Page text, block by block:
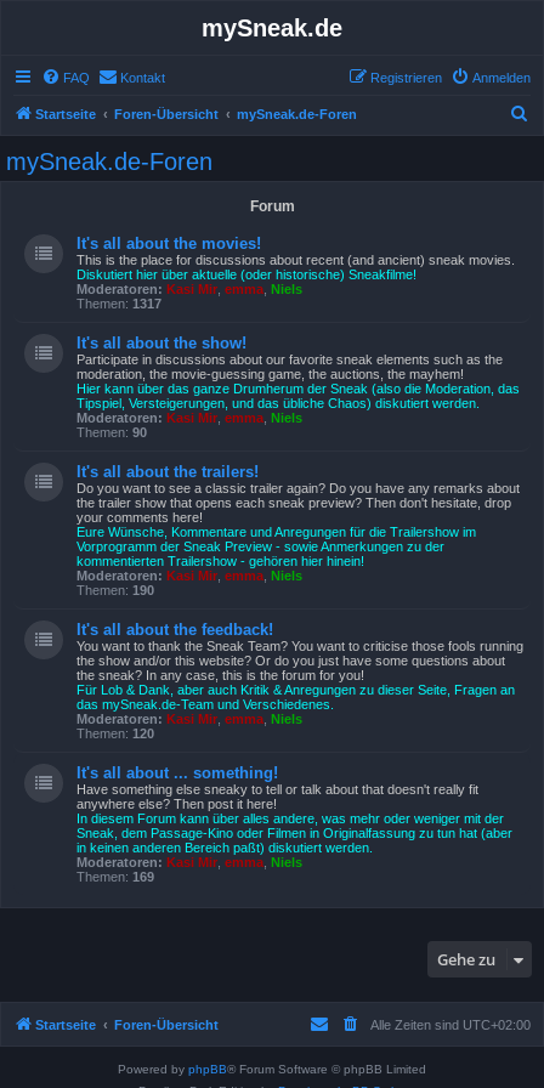
mySneak.de
FAQ Kontakt Anmelden
Registrieren
Startseite Foren-Übersicht mySneak.de-Foren
mySneak.de-Foren
Forum
It's all about the movies!
This is the place for discussions about recent (and ancient) sneak movies.
Diskutiert hier über aktuelle (oder historische) Sneakfilme!
Moderatoren: Kasi Mir emma Niels
Themen: 1317
It's all about the show!
Participate in discussions about our favorite sneak elements such as the
moderation, the movie-guessing game, the auctions, the mayhem!
Hier kann über das ganze Drumherum der Sneak (also die Moderation, das
Tipspiel, Versteigerungen, und das übliche Chaos) diskutiert werden.
Moderatoren: Kasi Mir emma Niels
Themen: 90
It's all about the trailers!
Do you want to see a classic trailer again? Do you have any remarks about
the trailer show that opens each sneak preview? Then don't hesitate, drop
your comments here!
Eure Wünsche, Kommentare und Anregungen für die Trailershow im
Vorprogramm der Sneak Preview - sowie Anmerkungen zu der
kommentierten Trailershow - gehören hier hinein!
Moderatoren: Kasi Mir emma Niels
Themen: 190
It's all about the feedback!
You want to thank the Sneak Team? You want to criticise those fools running
the show and/or this website? Or do you just have some questions about
the sneak? In any case, this is the forum for you!
Für Lob & Dank, aber auch Kritik & Anregungen zu dieser Seite, Fragen an
das mySneak.de-Team und Verschiedenes.
Moderatoren: Kasi Mir emma Niels
Themen: 120
It's all about ... something!
Have something else sneaky to tell or talk about that doesn't really fit
anywhere else? Then post it here!
In diesem Forum kann über alles andere, was mehr oder weniger mit der
Sneak, dem Passage-Kino oder Filmen in Originalfassung zu tun hat (aber
in keinen anderen Bereich paßt) diskutiert werden.
Moderatoren: Kasi Mir emma Niels
Themen: 169
Gehe zu
Startseite Foren-Übersicht Alle Zeiten sind UTC+02:00
Powered by phpBB® Forum Software © phpBB Limited